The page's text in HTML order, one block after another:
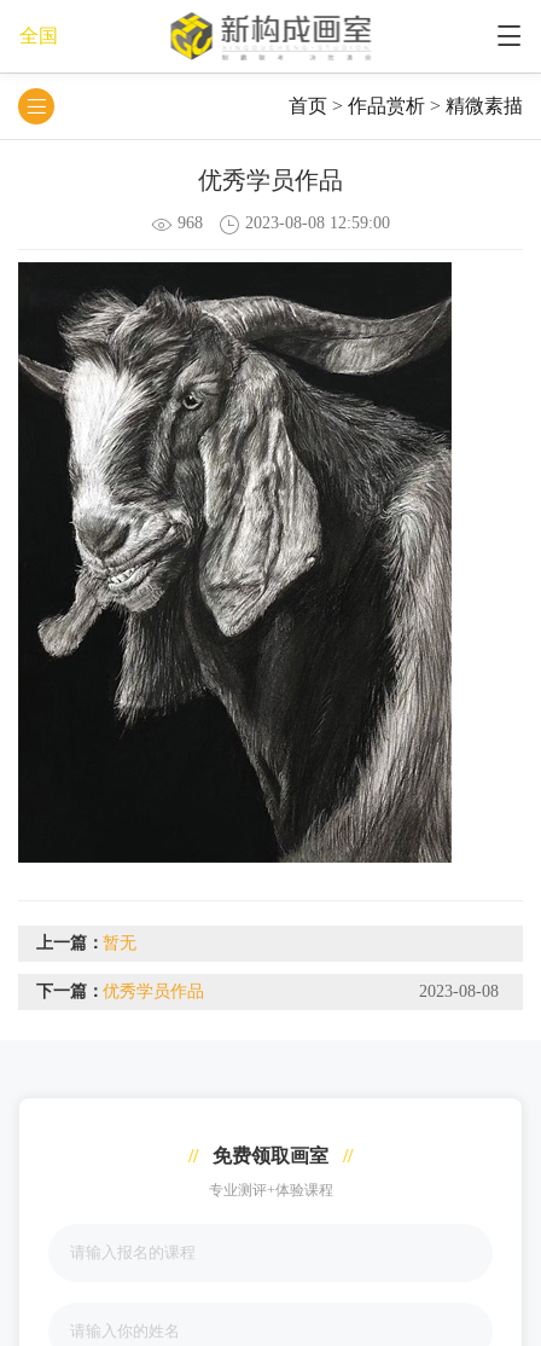
全国
首页 > 作品赏析 > 精微素描
优秀学员作品
968 2023-08-08 12:59:00
上一篇：暂无
下一篇：优秀学员作品 2023-08-08
// 免费领取画室 //
专业测评+体验课程